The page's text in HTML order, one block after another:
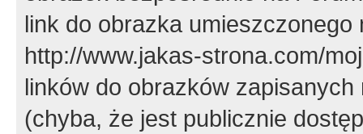
link do obrazka
http://www.jakas-strona.com/
linków do obrazków
(chyba, że jest publicznie